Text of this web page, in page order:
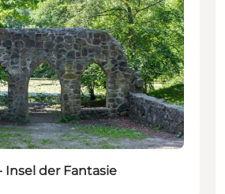
Insel der Fantasie